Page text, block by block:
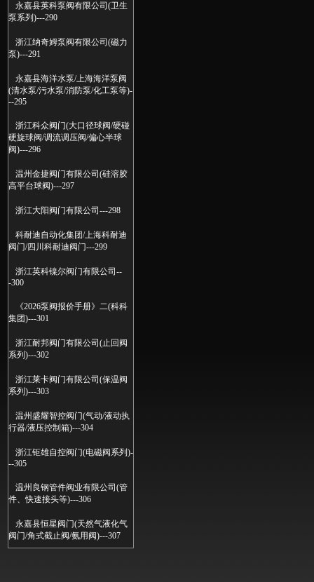
永嘉县英科泵阀有限公司(卫生
泵系列)---290
浙江纳奇姆泵阀有限公司(磁力
泵)---291
永嘉县海洋水泵/上海海洋泵阀
(清水泵/污水泵/消防泵/化工泵等)-
--295
浙江科众阀门(大口径球阀/硬碰
硬旋球阀/调流调压阀/偏心半球
阀)---296
温州金捷阀门有限公司(硅溶胶
高平台球阀)---297
浙江大阳阀门有限公司---298
科耐迪自动化集团/上海科耐迪
阀门/四川科耐迪阀门---299
浙江英科镍尔阀门有限公司--
-300
《2026泵阀报价手册》二(科科
集团)---301
浙江耐邦阀门有限公司(止回阀
系列)---302
浙江莱卡阀门有限公司(保温阀
系列)---303
温州盛耀智控阀门(气动/液动执
行器/液压控制箱)---304
浙江钜雄自控阀门(电磁阀系列)-
--305
温州良钢管件阀业有限公司(管
件、快速接头等)---306
永嘉县恒星阀门(天然气液化气
阀门/角式截止阀/氨用阀)---307